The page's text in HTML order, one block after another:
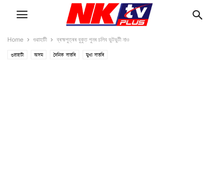
Home গুৱাহাটী ব্ৰহ্মপুত্ৰৰ বুকুত পুনৰ চলিব ভুটভুটী নাও
গুৱাহাটী অসম দৈনিক বাতৰি মুখ্য বাতৰি